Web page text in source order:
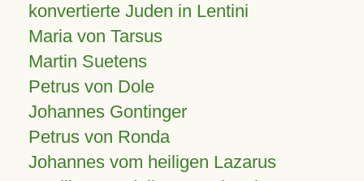
konvertierte Juden in Lentini
Maria von Tarsus
Martin Suetens
Petrus von Dole
Johannes Gontinger
Petrus von Ronda
Johannes vom heiligen Lazarus